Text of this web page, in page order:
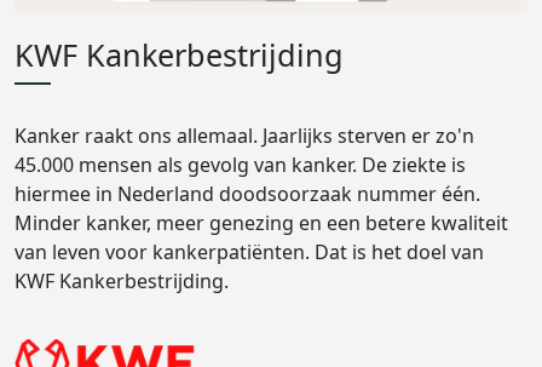
KWF Kankerbestrijding
Kanker raakt ons allemaal. Jaarlijks sterven er zo'n
45.000 mensen als gevolg van kanker. De ziekte is
hiermee in Nederland doodsoorzaak nummer één.
Minder kanker, meer genezing en een betere kwaliteit
van leven voor kankerpatiënten. Dat is het doel van
KWF Kankerbestrijding.